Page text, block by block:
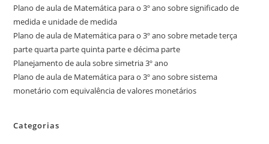
Plano de aula de Matemática para o 3º ano sobre significado de
medida e unidade de medida
Plano de aula de Matemática para o 3º ano sobre metade terça
parte quarta parte quinta parte e décima parte
Planejamento de aula sobre simetria 3º ano
Plano de aula de Matemática para o 3º ano sobre sistema
monetário com equivalência de valores monetários
Categorias